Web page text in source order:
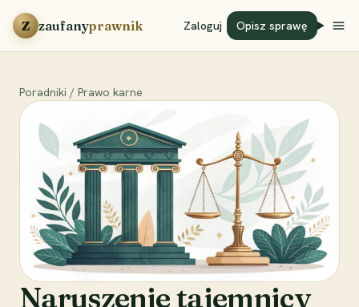
Przejdź do treści
Z zaufanyprawnik Zaloguj Opisz sprawę
Poradniki / Prawo karne
Naruszenie tajemnicy